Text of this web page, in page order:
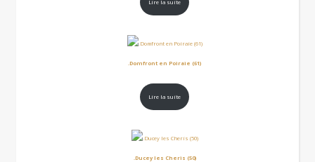
Lire la suite
.Domfront en Poiraie (61)
Lire la suite
.Ducey les Cheris (50)